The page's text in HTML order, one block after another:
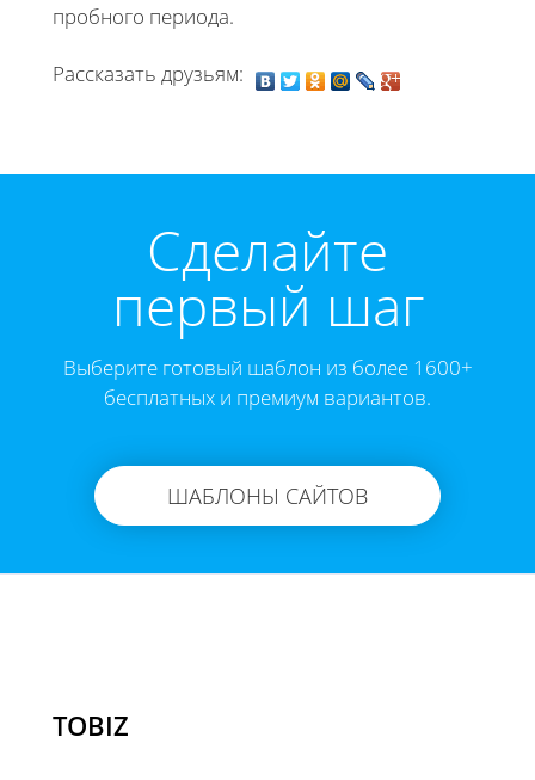
пробного периода.
Рассказать друзьям:
Cделайте
первый шаг
Выберите готовый шаблон из более 1600+
бесплатных и премиум вариантов.
ШАБЛОНЫ САЙТОВ
TOBIZ